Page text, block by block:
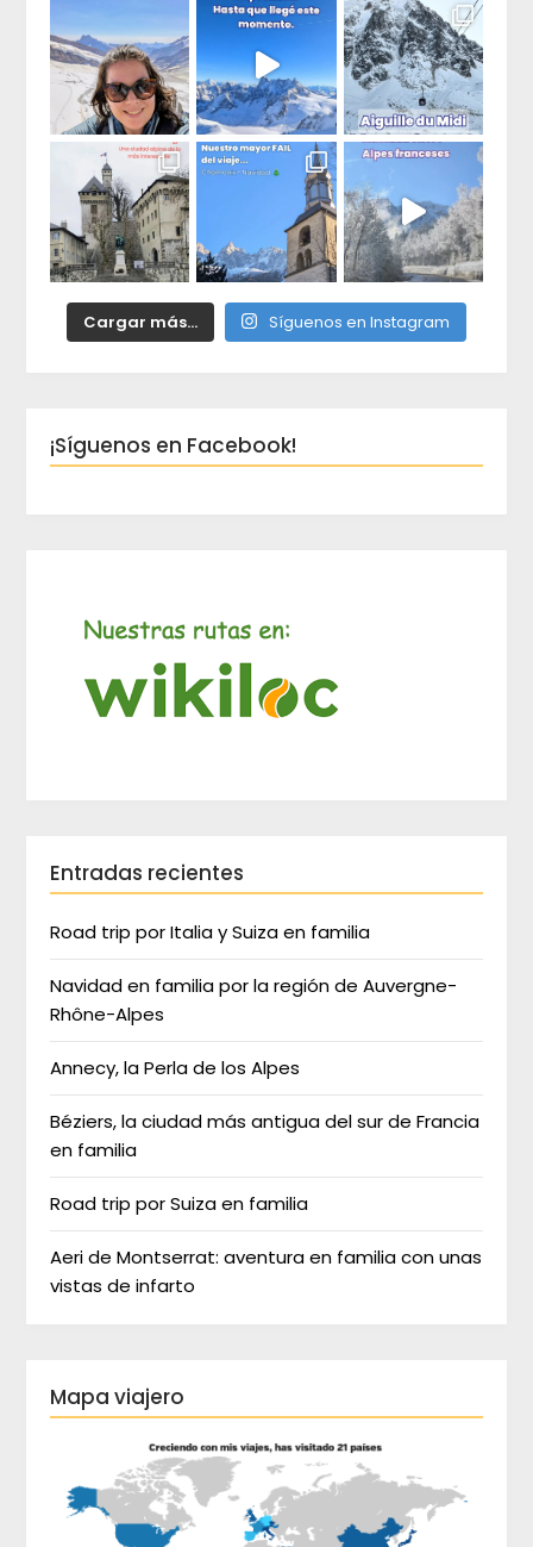
Cargar más... Síguenos en Instagram
¡Síguenos en Facebook!
Entradas recientes
Road trip por Italia y Suiza en familia
Navidad en familia por la región de Auvergne-
Rhône-Alpes
Annecy, la Perla de los Alpes
Béziers, la ciudad más antigua del sur de Francia
en familia
Road trip por Suiza en familia
Aeri de Montserrat: aventura en familia con unas
vistas de infarto
Mapa viajero